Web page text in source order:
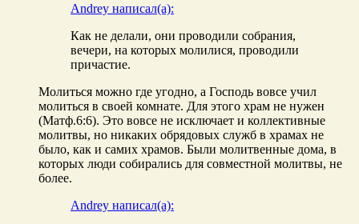
Andrey написал(а):
Как не делали, они проводили собрания,
вечери, на которых молилися, проводили
причастие.
Молиться можно где угодно, а Господь вовсе учил
молиться в своей комнате. Для этого храм не нужен
(Матф.6:6). Это вовсе не исключает и коллективные
молитвы, но никаких обрядовых служб в храмах не
было, как и самих храмов. Были молитвенные дома, в
которых люди собирались для совместной молитвы, не
более.
Andrey написал(а):